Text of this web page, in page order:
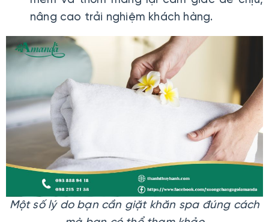
nâng cao trải nghiệm khách hàng.
Một số lý do bạn cần giặt khăn spa đúng cách